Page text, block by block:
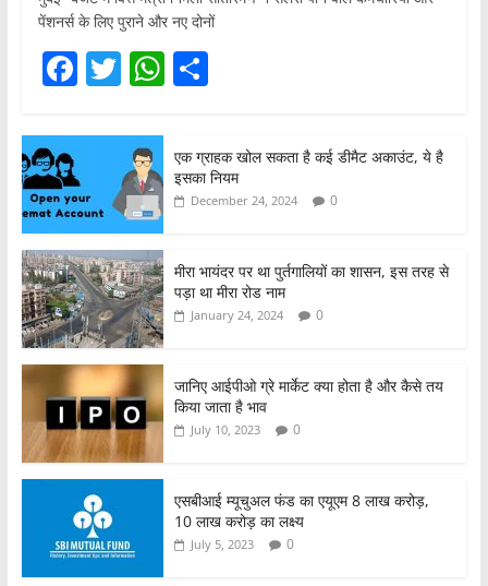
पेंशनर्स के लिए पुराने और नए दोनों
F
c
e
b
o
o
k
T
itt
er
W
s
A
p
S
e
एक ग्राहक खोल सकता है कई डीमैट अकाउंट, ये है
इसका नियम
December 24, 2024 0
मीरा भायंदर पर था पुर्तगालियों का शासन, इस तरह से
पड़ा था मीरा रोड नाम
January 24, 2024 0
जानिए आईपीओ ग्रे मार्केट क्या होता है और कैसे तय
किया जाता है भाव
July 10, 2023 0
एसबीआई म्यूचुअल फंड का एयूएम 8 लाख करोड़,
10 लाख करोड़ का लक्ष्य
July 5, 2023 0